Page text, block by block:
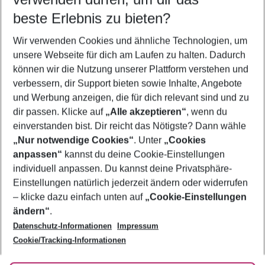
5-8 Nächte
2 Erwachsene Keine Kinder
Mehr Filter anzeigen
Footer
Footer navigation
Über uns
AGB
Bestpreisgarantie
Cookie-Einstellungen ändern
Cookie-Richtlinie
Agenturbetreuung
Barrierefreies Reisen
Folge uns
beste Erlebnis zu bieten?
Wir verwenden Cookies und ähnliche Technologien, um
unsere Webseite für dich am Laufen zu halten. Dadurch
können wir die Nutzung unserer Plattform verstehen und
verbessern, dir Support bieten sowie Inhalte, Angebote
und Werbung anzeigen, die für dich relevant sind und zu
dir passen. Klicke auf „Alle akzeptieren“, wenn du
einverstanden bist. Dir reicht das Nötigste? Dann wähle
„Nur notwendige Cookies“. Unter „Cookies
anpassen“ kannst du deine Cookie-Einstellungen
individuell anpassen. Du kannst deine Privatsphäre-
Einstellungen natürlich jederzeit ändern oder widerrufen
– klicke dazu einfach unten auf „Cookie-Einstellungen
ändern“.
Datenschutz-Informationen
Impressum
Cookie/Tracking-Informationen